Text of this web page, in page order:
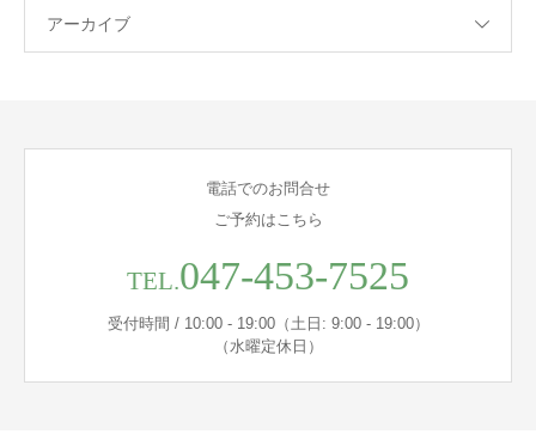
アーカイブ
電話でのお問合せ
ご予約はこちら
TEL.047-453-7525
受付時間 / 10:00 - 19:00（土日: 9:00 - 19:00）
（水曜定休日）